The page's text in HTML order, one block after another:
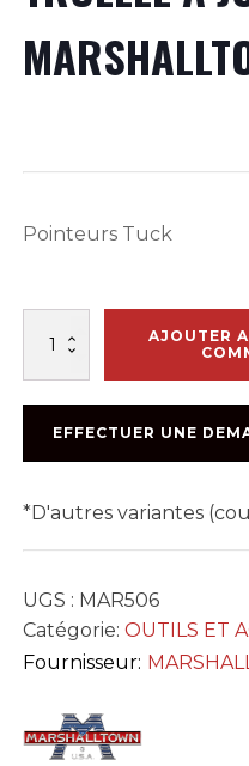
Pointeurs Tuck
3/4
1/2
AJOUTER
EFFECTUER UNE
*D'autres variantes
UGS : MAR506
Catégorie: OUTILS ET
Fournisseur: